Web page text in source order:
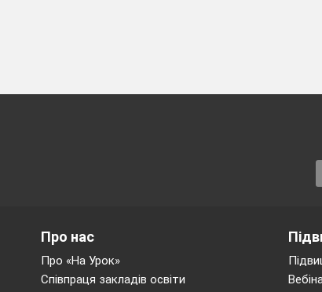
Про нас
Про «На Урок»
Співпраця закладів освіти